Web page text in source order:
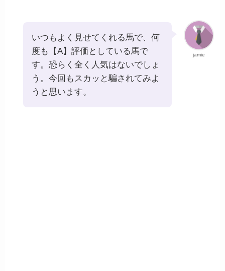
jamie
いつもよく見せてくれる馬で、何
度も【A】評価としている馬で
す。恐らく全く人気はないでしょ
う。今回もスカッと騙されてみよ
うと思います。